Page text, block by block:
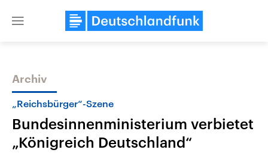
Close
Themen
Archiv
„Reichsbürger“-Szene
Bundesinnenministerium verbietet
„Königreich Deutschland“